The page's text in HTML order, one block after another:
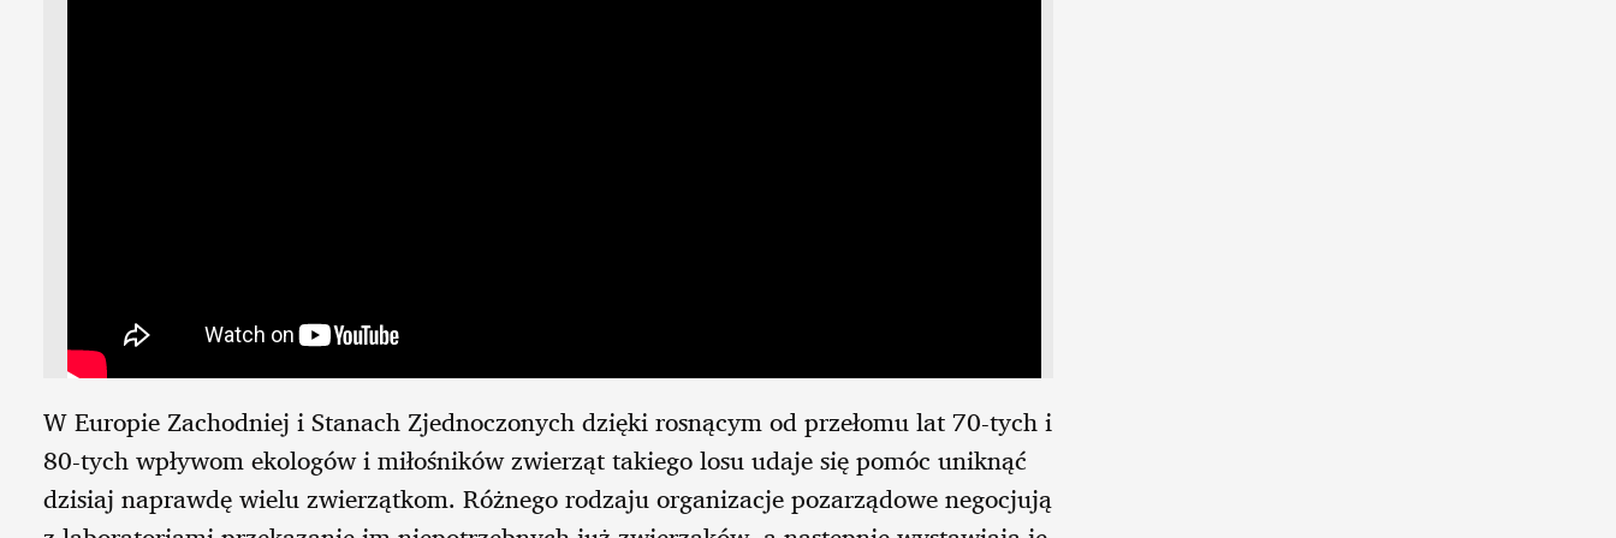
W Europie Zachodniej i Stanach Zjednoczonych dzięki rosnącym od przełomu lat 70-tych i
80-tych wpływom ekologów i miłośników zwierząt takiego losu udaje się pomóc uniknąć
dzisiaj naprawdę wielu zwierzątkom. Różnego rodzaju organizacje pozarządowe negocjują